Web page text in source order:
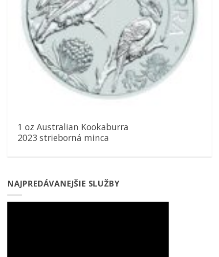
1 oz Australian Kookaburra
2023 strieborná minca
NAJPREDÁVANEJŠIE SLUŽBY